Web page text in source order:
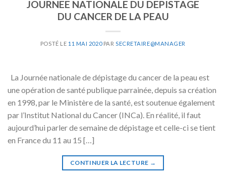
JOURNEE NATIONALE DU DEPISTAGE
DU CANCER DE LA PEAU
POSTÉ LE 11 MAI 2020PAR SECRETAIRE@MANAGER
La Journée nationale de dépistage du cancer de la peau est
une opération de santé publique parrainée, depuis sa création
en 1998, par le Ministère de la santé, est soutenue également
par l’Institut National du Cancer (INCa). En réalité, il faut
aujourd’hui parler de semaine de dépistage et celle-ci se tient
en France du 11 au 15 […]
CONTINUER LA LECTURE →